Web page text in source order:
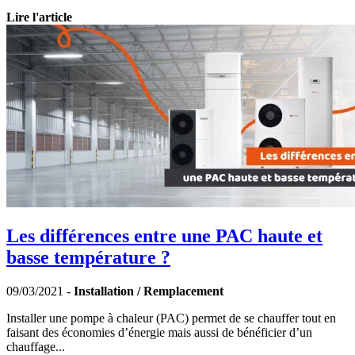
Lire l'article
Les différences entre une PAC haute et
basse température ?
09/03/2021 - Installation / Remplacement
Installer une pompe à chaleur (PAC) permet de se chauffer tout en
faisant des économies d’énergie mais aussi de bénéficier d’un
chauffage...